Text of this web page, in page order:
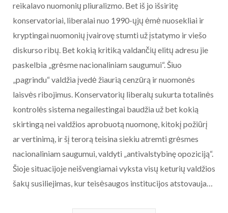
reikalavo nuomonių pliuralizmo. Bet iš jo išsiritę
konservatoriai, liberalai nuo 1990-ųjų ėmė nuosekliai ir
kryptingai nuomonių įvairovę stumti už įstatymo ir viešo
diskurso ribų. Bet kokią kritiką valdančių elitų adresu jie
paskelbia „grėsme nacionaliniam saugumui“. Šiuo
„pagrindu“ valdžia įvedė žiaurią cenzūrą ir nuomonės
laisvės ribojimus. Konservatorių liberalų sukurta totalinės
kontrolės sistema negailestingai baudžia už bet kokią
skirtingą nei valdžios aprobuotą nuomonę, kitokį požiūrį
ar vertinimą, ir šį terorą teisina siekiu atremti grėsmes
nacionaliniam saugumui, valdyti „antivalstybinę opoziciją“.
Šioje situacijoje neišvengiamai vyksta visų keturių valdžios
šakų susiliejimas, kur teisėsaugos institucijos atstovauja…